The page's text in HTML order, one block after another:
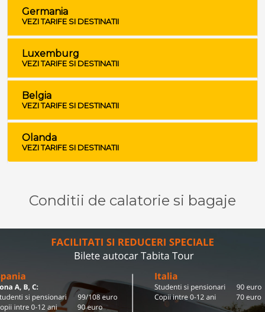
Germania
VEZI TARIFE SI DESTINATII
Luxemburg
VEZI TARIFE SI DESTINATII
Belgia
VEZI TARIFE SI DESTINATII
Olanda
VEZI TARIFE SI DESTINATII
Conditii de calatorie si bagaje